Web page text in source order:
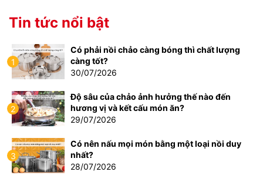
Tin tức nổi bật
1
Có phải nồi chảo càng bóng thì chất lượng
càng tốt?
30/07/2026
2
Độ sâu của chảo ảnh hưởng thế nào đến
hương vị và kết cấu món ăn?
29/07/2026
3
Có nên nấu mọi món bằng một loại nồi duy
nhất?
28/07/2026